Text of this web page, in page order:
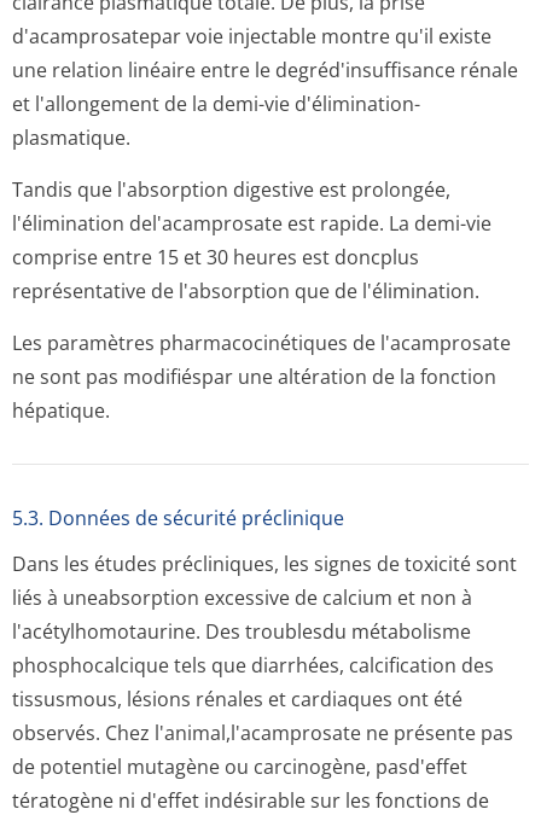
d'acamprosatepar voie injectable montre qu'il existe
une relation linéaire entre le degréd'insuffisance rénale
et l'allongement de la demi-vie d'élimination­
plasmatique.
Tandis que l'absorption digestive est prolongée,
l'élimination del'acamprosate est rapide. La demi-vie
comprise entre 15 et 30 heures est doncplus
représentative de l'absorption que de l'élimination.
Les paramètres pharmacocinétiques de l'acamprosate
ne sont pas modifiéspar une altération de la fonction
hépatique.
5.3. Données de sécurité préclinique
Dans les études précliniques, les signes de toxicité sont
liés à uneabsorption excessive de calcium et non à
l'acétylhomotau­rine. Des troublesdu métabolisme
phosphocalcique tels que diarrhées, calcification des
tissusmous, lésions rénales et cardiaques ont été
observés. Chez l'animal,l'acam­prosate ne présente pas
de potentiel mutagène ou carcinogène, pasd'effet
tératogène ni d'effet indésirable sur les fonctions de